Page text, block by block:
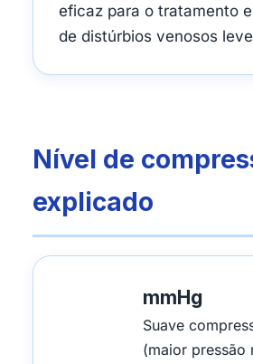
eficaz para o tratamento
de distúrbios venosos
Nível de
explicado
mmHg
Suave
(maior pressão